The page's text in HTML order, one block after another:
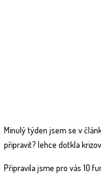
Minulý týden jsem se v
připravit? lehce dotkla
Připravila jsme pro vás 10